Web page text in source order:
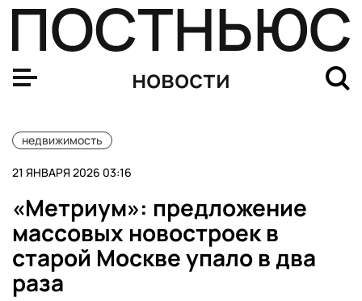
новости
недвижимость
21 ЯНВАРЯ 2026 03:16
«Метриум»: предложение
массовых новостроек в
старой Москве упало в два
раза
Инвестиции в российскую недвижимость в 2025 году